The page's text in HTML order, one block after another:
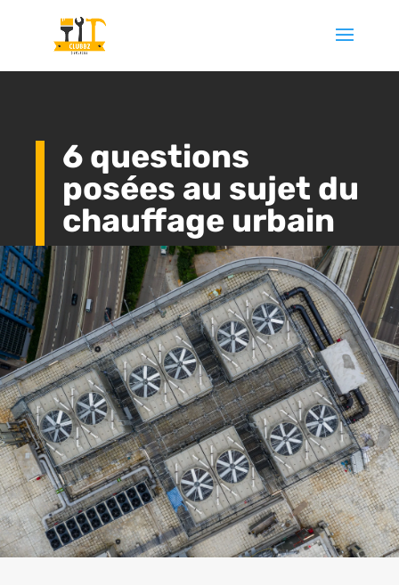
6 questions
posées au sujet du
chauffage urbain